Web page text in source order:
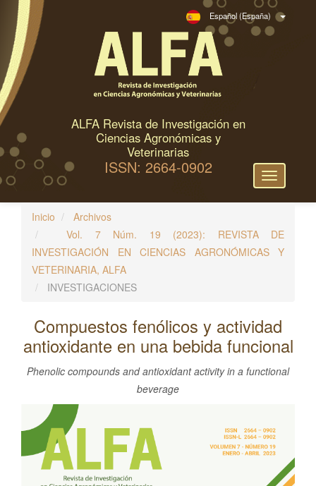
N
a
e
r
C
n
n
Español (España)
ALFA Revista de Investigación en
Ciencias Agronómicas y
Veterinarias
ISSN: 2664-0902
Toggle
Inicio
Archivos
Vol. 7 Núm. 19 (2023): REVISTA DE
INVESTIGACIÓN EN CIENCIAS AGRONÓMICAS Y
VETERINARIA, ALFA
INVESTIGACIONES
Compuestos fenólicos y actividad
antioxidante en una bebida funcional
Phenolic compounds and antioxidant activity in a functional
beverage
Barra
lateral
del
artículo